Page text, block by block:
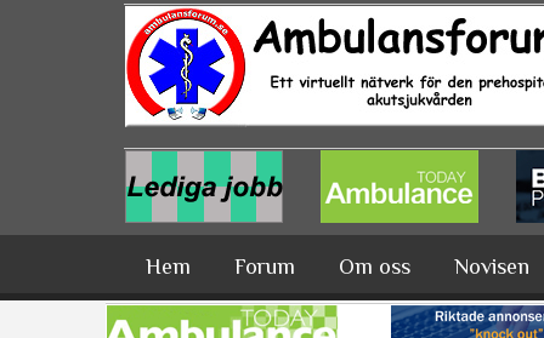
Hoppa till huvudinnehåll
Hem Forum Om oss Novisen